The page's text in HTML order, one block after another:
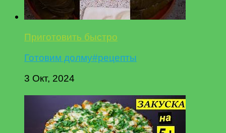
Приготовить быстро
Готовим долму#рецепты
3 Окт, 2024